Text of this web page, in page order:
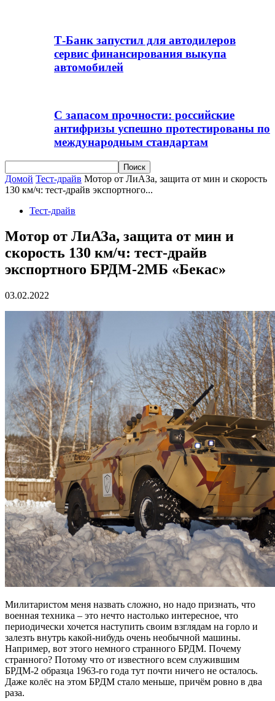
Т-Банк запустил для автодилеров
сервис финансирования выкупа
автомобилей
С запасом прочности: российские
антифризы успешно протестированы по
международным стандартам
Домой Тест-драйв Мотор от ЛиАЗа, защита от мин и скорость
130 км/ч: тест-драйв экспортного...
Тест-драйв
Мотор от ЛиАЗа, защита от мин и
скорость 130 км/ч: тест-драйв
экспортного БРДМ-2МБ «Бекас»
03.02.2022
Милитаристом меня назвать сложно, но надо признать, что
военная техника – это нечто настолько интересное, что
периодически хочется наступить своим взглядам на горло и
залезть внутрь какой-нибудь очень необычной машины.
Например, вот этого немного странного БРДМ. Почему
странного? Потому что от известного всем служившим
БРДМ-2 образца 1963-го года тут почти ничего не осталось.
Даже колёс на этом БРДМ стало меньше, причём ровно в два
раза.